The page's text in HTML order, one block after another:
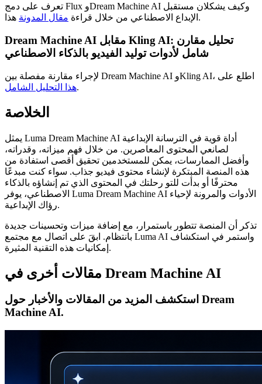
تعرف على دمج Flux وDream Machine AI وكيف يشكلان مستقبل
الإبداع الاصطناعي من خلال قراءة مقال المدونة هذا.
Dream Machine AI مقابل Kling AI: تحليل مقارن
شامل لأدوات توليد الفيديو بالذكاء الاصطناعي
لإجراء مقارنة مفصلة بين Dream Machine AI وKling AI، اطلع على
هذا التحليل الشامل.
الخلاصة
يمثل Luma Dream Machine AI أداة قوية في الترسانة الإبداعية
لصانعي المحتوى المعاصرين. من خلال فهم ميزاته، وقدراته،
وأفضل الممارسات، يمكن للمستخدمين تحقيق أقصى استفادة من
هذه المنصة المبتكرة لإنشاء محتوى فيديو جذاب. سواء كنت مبدعًا
محترفًا أو بدأت للتو رحلتك في المحتوى الذي تم إنشاؤه بالذكاء
الاصطناعي، يوفر Luma Dream Machine AI الأدوات والمرونة لإحياء
رؤاك الإبداعية.
تذكر أن المنصة تتطور باستمرار، مع إضافة ميزات وتحسينات جديدة
بانتظام. ابقَ على اتصال مع مجتمع Luma AI واستمر في استكشاف
إمكانيات هذه التقنية المثيرة.
مقالات أخرى في Dream Machine AI
استكشف المزيد من المقالات والأخبار حول Dream
Machine AI.